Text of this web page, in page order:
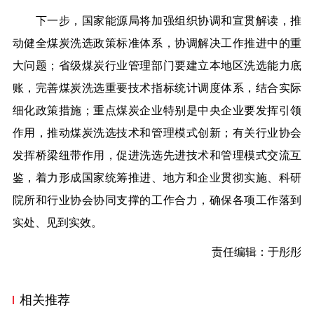
下一步，国家能源局将加强组织协调和宣贯解读，推
动健全煤炭洗选政策标准体系，协调解决工作推进中的重
大问题；省级煤炭行业管理部门要建立本地区洗选能力底
账，完善煤炭洗选重要技术指标统计调度体系，结合实际
细化政策措施；重点煤炭企业特别是中央企业要发挥引领
作用，推动煤炭洗选技术和管理模式创新；有关行业协会
发挥桥梁纽带作用，促进洗选先进技术和管理模式交流互
鉴，着力形成国家统筹推进、地方和企业贯彻实施、科研
院所和行业协会协同支撑的工作合力，确保各项工作落到
实处、见到实效。
责任编辑：于彤彤
相关推荐